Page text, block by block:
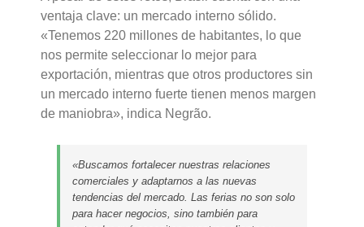
ventaja clave: un mercado interno sólido.
«Tenemos 220 millones de habitantes, lo que
nos permite seleccionar lo mejor para
exportación, mientras que otros productores sin
un mercado interno fuerte tienen menos margen
de maniobra», indica Negrão.
«Buscamos fortalecer nuestras relaciones
comerciales y adaptarnos a las nuevas
tendencias del mercado. Las ferias no son solo
para hacer negocios, sino también para